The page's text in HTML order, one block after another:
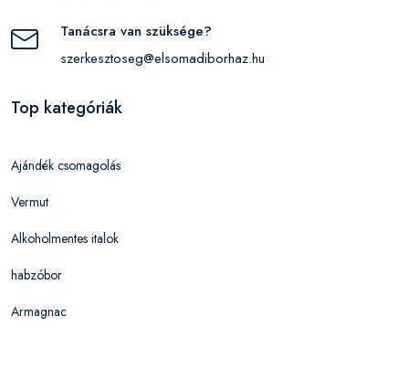
Tanácsra van szüksége?
szerkesztoseg@elsomadiborhaz.hu
Top kategóriák
Ajándék csomagolás
Vermut
Alkoholmentes italok
habzóbor
Armagnac